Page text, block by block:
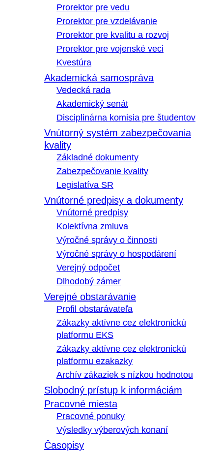
Prorektor pre vedu
Prorektor pre vzdelávanie
Prorektor pre kvalitu a rozvoj
Prorektor pre vojenské veci
Kvestúra
Akademická samospráva
Vedecká rada
Akademický senát
Disciplinárna komisia pre študentov
Vnútorný systém zabezpečovania
kvality
Základné dokumenty
Zabezpečovanie kvality
Legislatíva SR
Vnútorné predpisy a dokumenty
Vnútorné predpisy
Kolektívna zmluva
Výročné správy o činnosti
Výročné správy o hospodárení
Verejný odpočet
Dlhodobý zámer
Verejné obstarávanie
Profil obstarávateľa
Zákazky aktívne cez elektronickú
platformu EKS
Zákazky aktívne cez elektronickú
platformu ezakazky
Archív zákaziek s nízkou hodnotou
Slobodný prístup k informáciám
Pracovné miesta
Pracovné ponuky
Výsledky výberových konaní
Časopisy